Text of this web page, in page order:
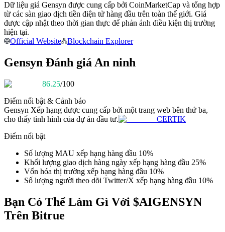
Trở thành Nhà giao dịch Sao chép
Tận hưởng chia sẻ lợi nhuận và hoa hồng giao dịch sao chép
Thông tin
Phân tích dữ liệu lớn bao gồm thông tin giao dịch, v.v.
Dữ liệu giá Gensyn được cung cấp bởi CoinMarketCap và tổng hợp
từ các sàn giao dịch tiền điện tử hàng đầu trên toàn thế giới. Giá
được cập nhật theo thời gian thực để phản ánh điều kiện thị trường
hiện tại.
Official Website
Blockchain Explorer
Gensyn Đánh giá An ninh
86.25/100
Điểm nổi bật & Cảnh báo
Gensyn Xếp hạng được cung cấp bởi một trang web bên thứ ba,
cho thấy tình hình của dự án đầu tư.
CERTIK
Điểm nổi bật
Số lượng MAU xếp hạng hàng đầu 10%
Khối lượng giao dịch hàng ngày xếp hạng hàng đầu 25%
Vốn hóa thị trường xếp hạng hàng đầu 10%
Số lượng người theo dõi Twitter/X xếp hạng hàng đầu 10%
Bạn Có Thể Làm Gì Với $AIGENSYN
Trên Bitrue